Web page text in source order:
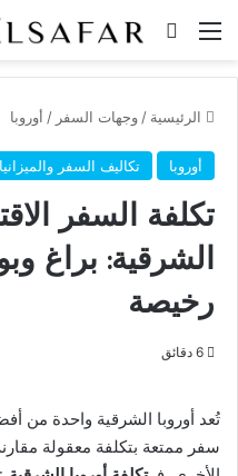
القائمة بحث عن
الرئيسية / وجهات السفر / أوروبا
أوروبا تكاليف السفر
تكلفة السفر
الشرقية: براغ
رخيصة
تُعد أوروبا الشرقية واحدة من
سفر ممتعة بتكلفة معقولة